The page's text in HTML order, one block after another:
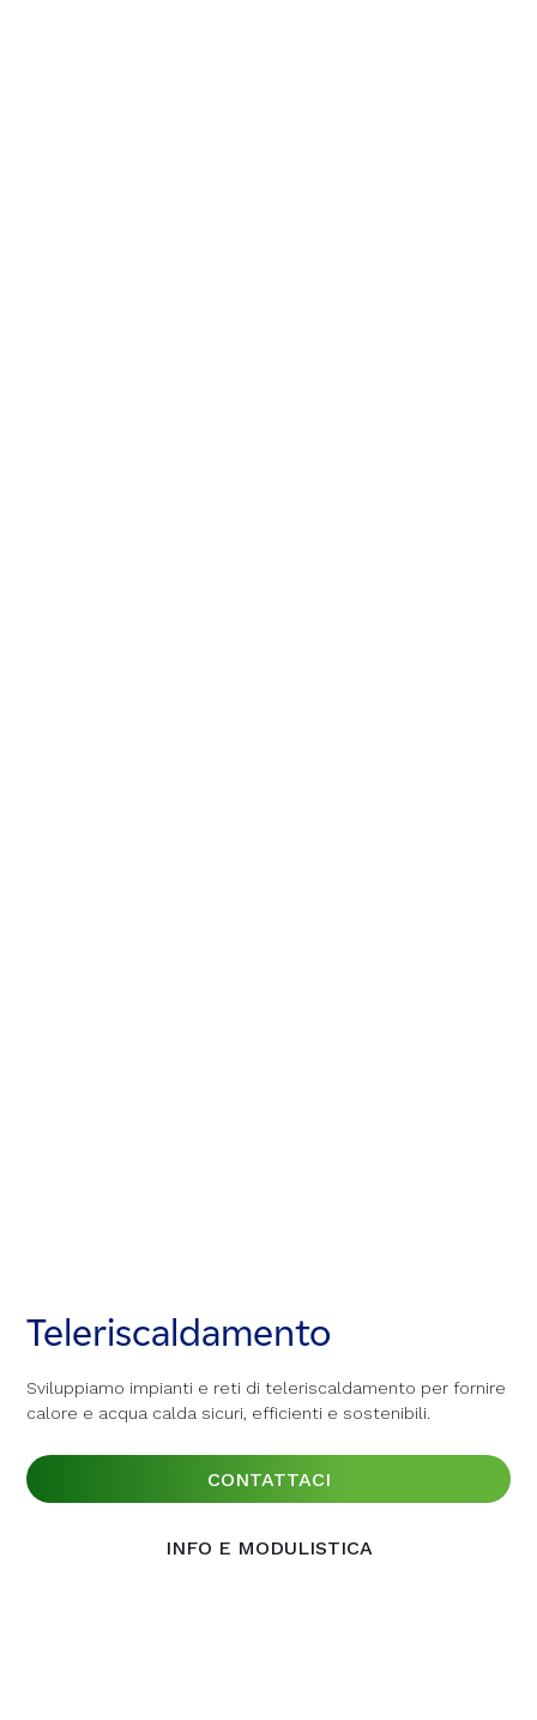
Teleriscaldamento
Sviluppiamo impianti e reti di teleriscaldamento per fornire
calore e acqua calda sicuri, efficienti e sostenibili.
CONTATTACI
INFO E MODULISTICA
Teleriscaldamento
Sviluppiamo impianti e reti di teleriscaldamento per fornire
calore e acqua calda sicuri, efficienti e sostenibili.
CONTATTACI
INFO E MODULISTICA
Teleriscaldamento
Sviluppiamo impianti e reti di teleriscaldamento per fornire
calore e acqua calda sicuri, efficienti e sostenibili.
CONTATTACI
INFO E MODULISTICA